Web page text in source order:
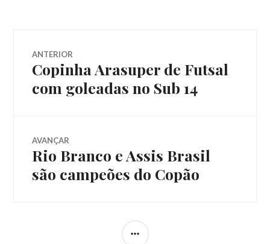
ANTERIOR
Copinha Arasuper de Futsal
com goleadas no Sub 14
AVANÇAR
Rio Branco e Assis Brasil
são campeões do Copão